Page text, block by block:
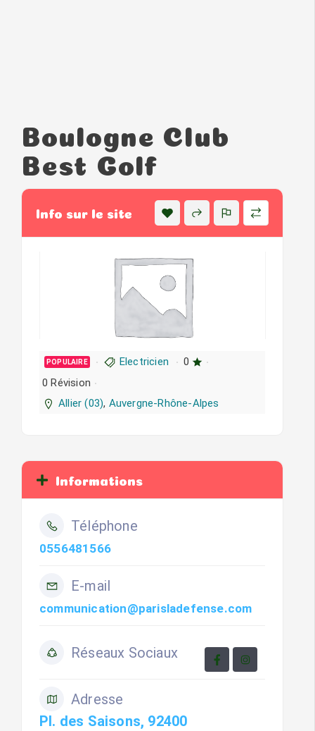
Boulogne Club
Best Golf
Info sur le site
POPULAIRE Electricien
0
0 Révision
Allier (03), Auvergne-Rhône-Alpes
Informations
Téléphone
0556481566
E-mail
communication@parisladefense.com
Réseaux Sociaux
Adresse
Pl. des Saisons, 92400